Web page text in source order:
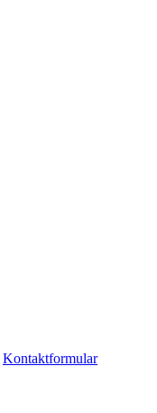
Kontaktformular